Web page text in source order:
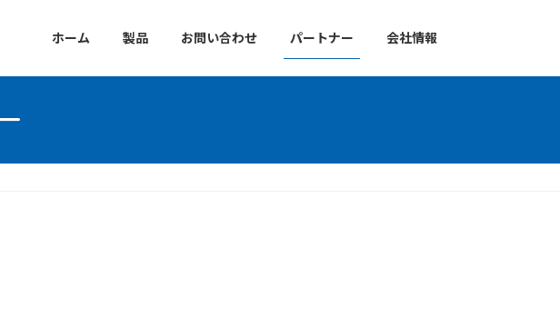
ホーム 製品 お問い合わせ パートナー 会社情報